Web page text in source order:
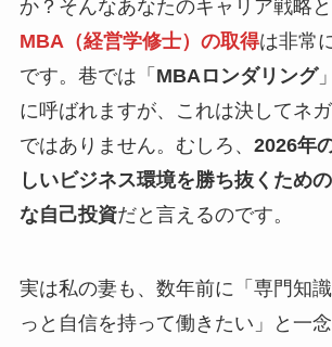
か？そんなあなたのキャリア戦略と
MBA（経営学修士）の取得は非常
です。巷では「 MBAロンダリング
に呼ばれますが、これは決してネ
ではありません。むしろ、 2026年
しいビジネス環境を勝ち抜くため
な自己投資だと言えるのです。
実は私の妻も、数年前に「専門知
っと自信を持って働きたい」と一